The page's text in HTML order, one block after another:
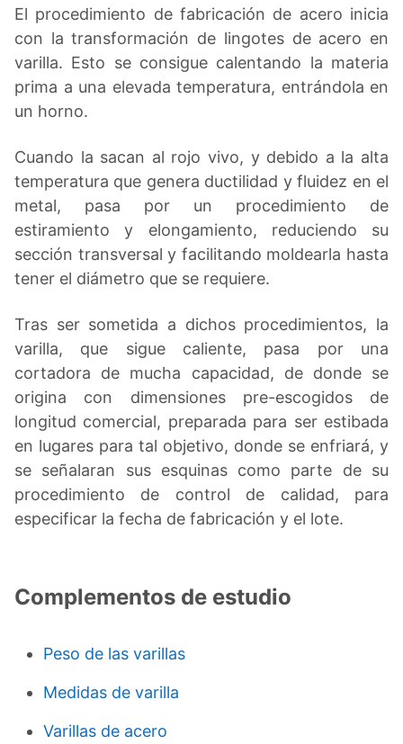
El procedimiento de fabricación de acero inicia
con la transformación de lingotes de acero en
varilla. Esto se consigue calentando la materia
prima a una elevada temperatura, entrándola en
un horno.
Cuando la sacan al rojo vivo, y debido a la alta
temperatura que genera ductilidad y fluidez en el
metal, pasa por un procedimiento de
estiramiento y elongamiento, reduciendo su
sección transversal y facilitando moldearla hasta
tener el diámetro que se requiere.
Tras ser sometida a dichos procedimientos, la
varilla, que sigue caliente, pasa por una
cortadora de mucha capacidad, de donde se
origina con dimensiones pre-escogidos de
longitud comercial, preparada para ser estibada
en lugares para tal objetivo, donde se enfriará, y
se señalaran sus esquinas como parte de su
procedimiento de control de calidad, para
especificar la fecha de fabricación y el lote.
Complementos de estudio
Peso de las varillas
Medidas de varilla
Varillas de acero